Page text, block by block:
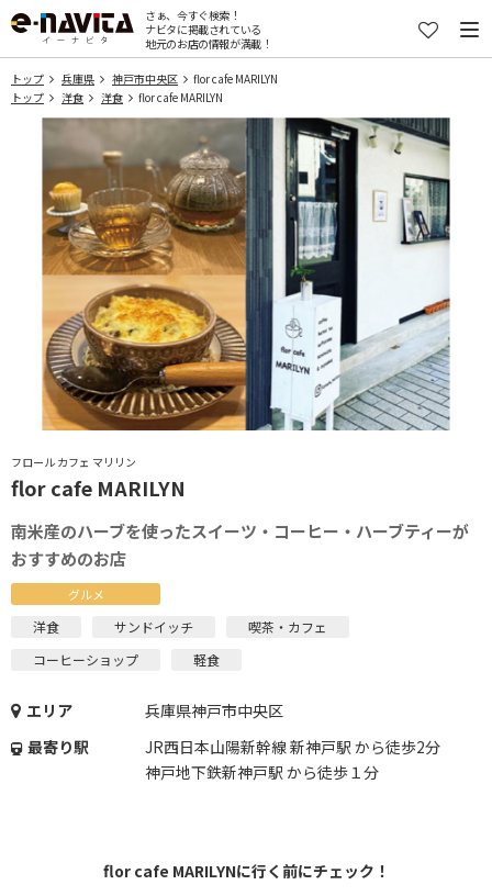
さぁ、今すぐ検索！
ナビタに掲載されている
地元のお店の情報が満載！
トップ 兵庫県 神戸市中央区
flor cafe MARILYN
トップ
洋食 洋食 flor cafe MARILYN
フロール カフェ マリリン
flor cafe MARILYN
南米産のハーブを使ったスイーツ・コーヒー・ハーブティーが
おすすめのお店
グルメ
洋食 サンドイッチ
喫茶・カフェ
コーヒーショップ
軽食
エリア
兵庫県神戸市中央区
最寄り駅
JR西日本山陽新幹線 新神戸駅 から徒歩2分
神戸地下鉄新神戸駅 から徒歩１分
flor cafe MARILYNに行く前にチェック！